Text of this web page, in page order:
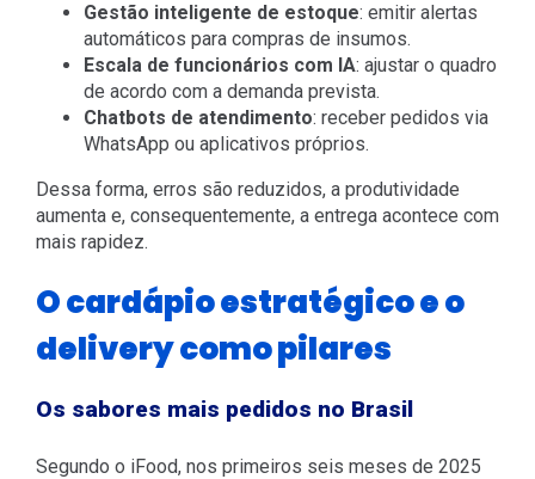
Gestão inteligente de estoque: emitir alertas
automáticos para compras de insumos.
Escala de funcionários com IA: ajustar o quadro
de acordo com a demanda prevista.
Chatbots de atendimento: receber pedidos via
WhatsApp ou aplicativos próprios.
Dessa forma, erros são reduzidos, a produtividade
aumenta e, consequentemente, a entrega acontece com
mais rapidez.
O cardápio estratégico e o
delivery como pilares
Os sabores mais pedidos no Brasil
Segundo o iFood, nos primeiros seis meses de 2025